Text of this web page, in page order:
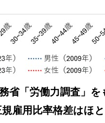
務省「労働力調査」
雇用比率格差はほ